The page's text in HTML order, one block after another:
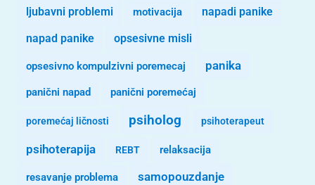
ljubavni problemi motivacija napadi panike
napad panike opsesivne misli
opsesivno kompulzivni poremecaj panika
panični napad panični poremećaj
poremećaj ličnosti psiholog psihoterapeut
psihoterapija REBT relaksacija
resavanje problema samopouzdanje